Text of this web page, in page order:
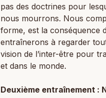
pas des doctrines pour
nous mourrons. Nous
forme, est la conséquence
entraînerons à regarder
vision de l’inter-être pour
et dans le monde.
Deuxième entraînement :